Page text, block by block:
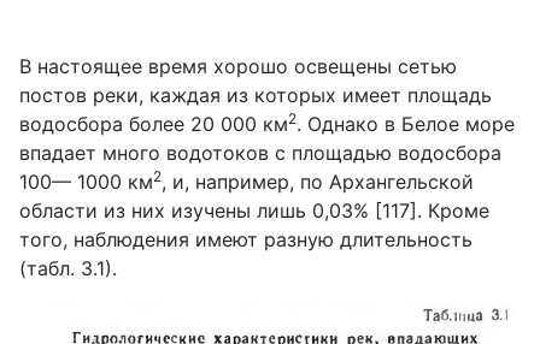
В настоящее время хорошо освещены сетью
постов реки, каждая из которых имеет площадь
водосбора более 20 000 км2. Однако в Белое море
впадает много водотоков с площадью водосбора
100— 1000 км2, и, например, по Архангельской
области из них изучены лишь 0,03% [117]. Кроме
того, наблюдения имеют разную длительность
(табл. 3.1).